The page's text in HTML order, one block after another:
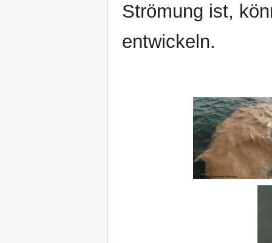
Strömung ist,
entwickeln.